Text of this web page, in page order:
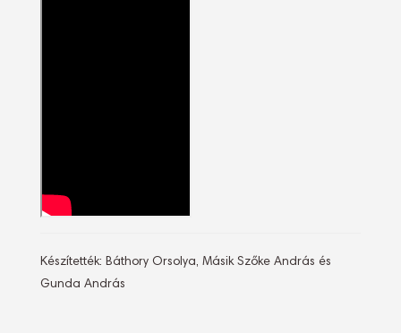
Készítették: Báthory Orsolya, Másik Szőke András és
Gunda András